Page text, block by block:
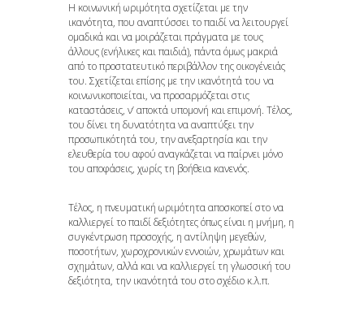
Η κοινωνική ωριμότητα σχετίζεται με την
ικανότητα, που αναπτύσσει το παιδί να λειτουργεί
ομαδικά και να μοιράζεται πράγματα με τους
άλλους (ενήλικες και παιδιά), πάντα όμως μακριά
από το προστατευτικό περιβάλλον της οικογένειάς
του. Σχετίζεται επίσης με την ικανότητά του να
κοινωνικοποιείται, να προσαρμόζεται στις
καταστάσεις, ν’ αποκτά υπομονή και επιμονή. Τέλος,
του δίνει τη δυνατότητα να αναπτύξει την
προσωπικότητά του, την ανεξαρτησία και την
ελευθερία του αφού αναγκάζεται να παίρνει μόνο
του αποφάσεις, χωρίς τη βοήθεια κανενός.
Τέλος, η πνευματική ωριμότητα αποσκοπεί στο να
καλλιεργεί το παιδί δεξιότητες όπως είναι η μνήμη, η
συγκέντρωση προσοχής, η αντίληψη μεγεθών,
ποσοτήτων, χωροχρονικών εννοιών, χρωμάτων και
σχημάτων, αλλά και να καλλιεργεί τη γλωσσική του
δεξιότητα, την ικανότητά του στο σχέδιο κ.λ.π.